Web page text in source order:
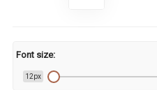
Font size:
12px